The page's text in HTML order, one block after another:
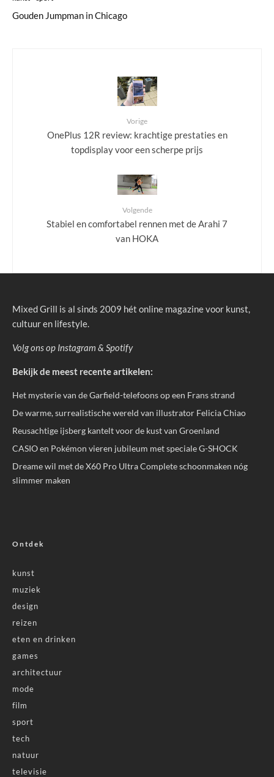
Gouden Jumpman in Chicago
Vorige
OnePlus 12R review: krachtige prestaties en
topdisplay voor een scherpe prijs
Volgende
Stabiel en comfortabel rennen met de Arahi 7
van HOKA
Mixed Grill is al sinds 2009 hét online magazine voor kunst,
cultuur en lifestyle.
Volg ons op Instagram & Spotify
Bekijk de meest recente artikelen:
Het mysterie van de Garfield-telefoons op een Frans strand
De warme, surrealistische wereld van illustrator Felicia Chiao
Reusachtige ijsberg kantelt voor de kust van Groenland
CASIO en Pokémon vieren jubileum met speciale G-SHOCK
Dreame wil met de X60 Pro Ultra Complete schoonmaken nóg
slimmer maken
Ontdek
kunst
muziek
design
reizen
eten en drinken
games
architectuur
mode
film
sport
tech
natuur
televisie